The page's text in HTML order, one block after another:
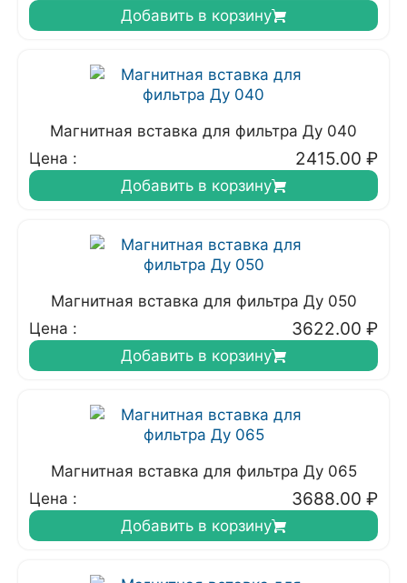
Добавить в корзину
Магнитная вставка для фильтра Ду 040
Цена :
2415.00 ₽
Добавить в корзину
Магнитная вставка для фильтра Ду 050
Цена :
3622.00 ₽
Добавить в корзину
Магнитная вставка для фильтра Ду 065
Цена :
3688.00 ₽
Добавить в корзину